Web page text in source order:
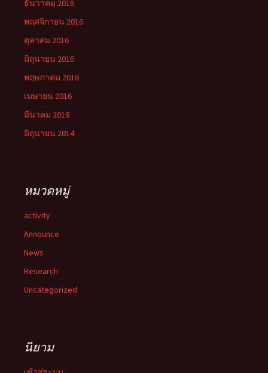
ธันวาคม 2016
พฤศจิกายน 2016
ตุลาคม 2016
มิถุนายน 2016
พฤษภาคม 2016
เมษายน 2016
มีนาคม 2016
มิถุนายน 2014
หมวดหมู่
activity
Announce
News
Research
Uncategorized
นิยาม